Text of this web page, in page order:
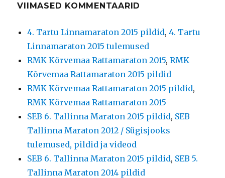
VIIMASED KOMMENTAARID
4. Tartu Linnamaraton 2015 pildid,4. Tartu
Linnamaraton 2015 tulemused
RMK Kõrvemaa Rattamaraton 2015,RMK
Kõrvemaa Rattamaraton 2015 pildid
RMK Kõrvemaa Rattamaraton 2015 pildid,
RMK Kõrvemaa Rattamaraton 2015
SEB 6. Tallinna Maraton 2015 pildid, SEB
Tallinna Maraton 2012 / Sügisjooks
tulemused, pildid ja videod
SEB 6. Tallinna Maraton 2015 pildid, SEB 5.
Tallinna Maraton 2014 pildid